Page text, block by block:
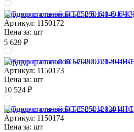
Бордюр стальной БС-250.6.140-6-I-ЧС
Артикул: 1150172
Цена за: шт
5 629 ₽
Бордюр стальной БС-200.4.120-4-I-НС
Артикул: 1150173
Цена за: шт
10 524 ₽
Бордюр стальной БС-250.4.120-4-I-НС
Артикул: 1150174
Цена за: шт